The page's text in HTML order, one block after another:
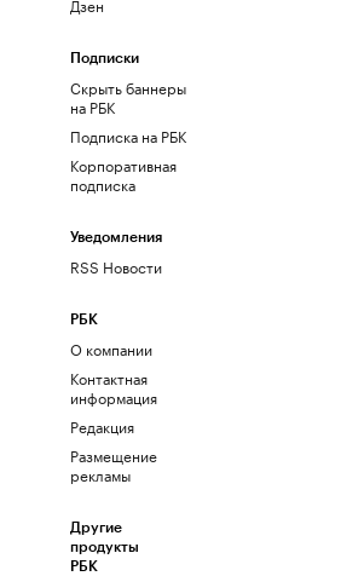
Подписки
Скрыть баннеры
на РБК
Подписка на РБК
Корпоративная
подписка
Уведомления
RSS Новости
РБК
О компании
Контактная
информация
Редакция
Размещение
рекламы
Другие
продукты
РБК